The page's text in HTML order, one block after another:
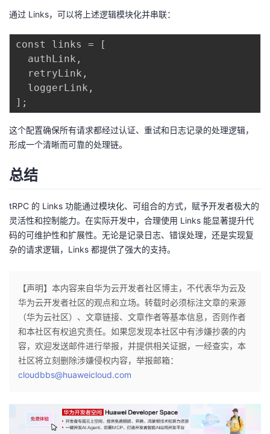
通过 Links，可以将上述逻辑模块化并串联：
const links = [
  authLink,
  retryLink,
  loggerLink,
这个配置确保所有请求都经过认证、重试和日志记录的处理逻辑，
形成一个清晰而可靠的处理链。
总结
tRPC 的 Links 功能通过模块化、可组合的方式，赋予开发者极大的
灵活性和控制能力。在实际开发中，合理使用 Links 能显著提升代
码的可维护性和扩展性。无论是记录日志、错误处理，还是实现复
杂的请求逻辑，Links 都提供了强大的支持。
【声明】本内容来自华为云开发者社区博主，不代表华为云及
华为云开发者社区的观点和立场。转载时必须标注文章的来源
（华为云社区）、文章链接、文章作者等基本信息，否则作者
和本社区有权追究责任。如果您发现本社区中有涉嫌抄袭的内
容，欢迎发送邮件进行举报，并提供相关证据，一经查实，本
社区将立刻删除涉嫌侵权内容，举报邮箱：
cloudbbs@huaweicloud.com